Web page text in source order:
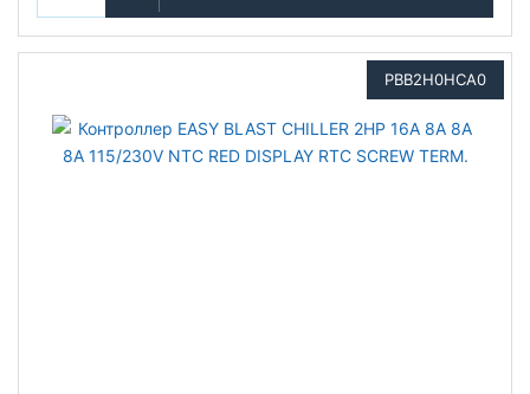
PBB2H0HCA0